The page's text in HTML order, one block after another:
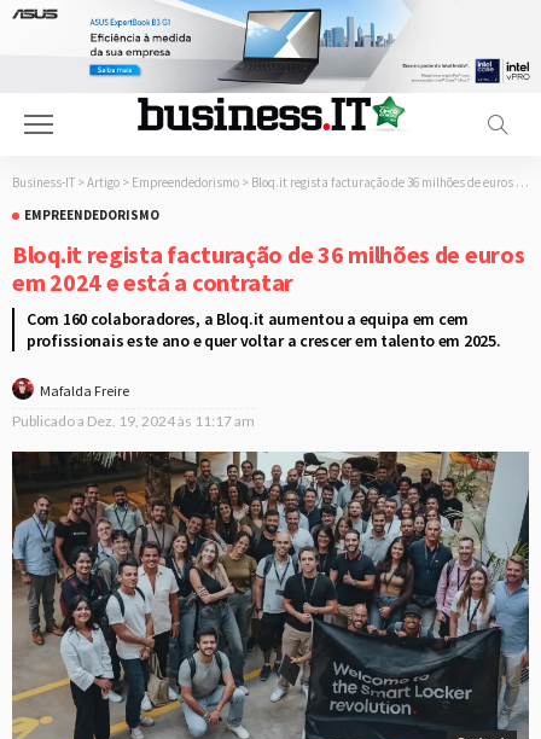
Business-IT > Artigo > Empreendedorismo > Bloq.it regista facturação de 36 milhões de euros em 2024 e está a contratar
EMPREENDEDORISMO
Bloq.it regista facturação de 36 milhões de euros
em 2024 e está a contratar
Com 160 colaboradores, a Bloq.it aumentou a equipa em cem
profissionais este ano e quer voltar a crescer em talento em 2025.
Mafalda Freire
Publicado a Dez. 19, 2024 às 11:17 am